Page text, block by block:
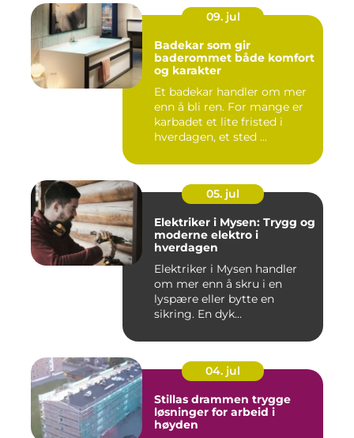
09. jul
Badekar som gir
baderommet både komfort
og karakter
Et badekar handler om mer
enn å bli ren. For mange er
karbadet et lite fristed i
hverdagen, et sted ...
05. jul
Elektriker i Mysen: Trygg og
moderne elektro i
hverdagen
Elektriker i Mysen handler
om mer enn å skru i en
lyspære eller bytte en
sikring. En dyk...
04. jul
Stillas drammen trygge
løsninger for arbeid i
høyden